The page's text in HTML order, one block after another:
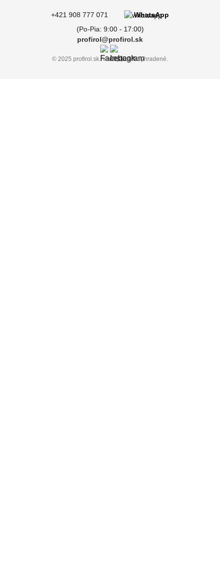
© 2025 profirol.sk. Všetky práva vyhradené.
+421 908 777 071
(Po-Pia: 9:00 - 17:00)
WhatsApp
profirol@profirol.sk